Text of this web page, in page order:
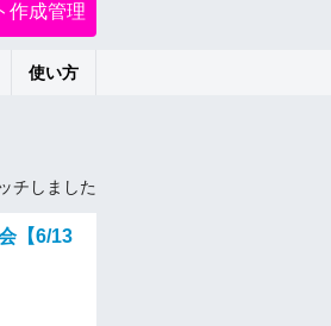
作成管理
使い方
チしました
【6/13